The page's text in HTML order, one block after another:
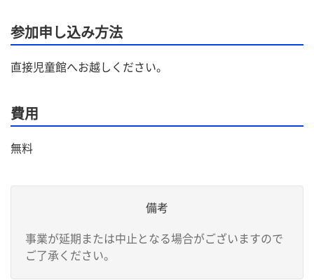
参加申し込み方法
直接児童館へお越しください。
費用
無料
備考
事業が延期または中止となる場合がございますので
ご了承ください。